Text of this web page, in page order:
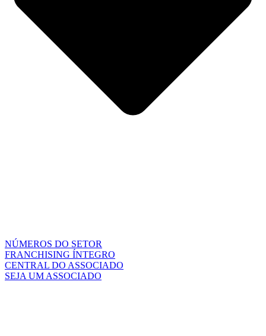
NÚMEROS DO SETOR
FRANCHISING ÍNTEGRO
CENTRAL DO ASSOCIADO
SEJA UM ASSOCIADO